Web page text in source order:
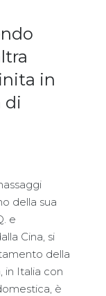
in
di
della sua
e
Cina, si
della
in Italia con
è